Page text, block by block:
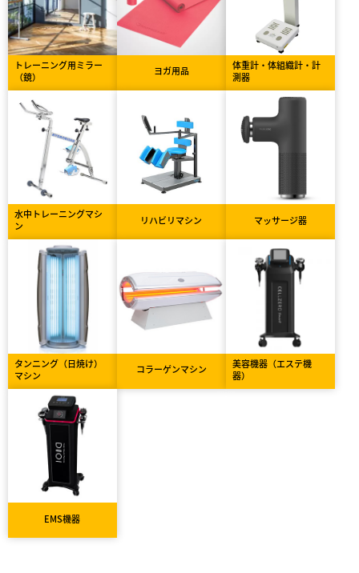
トレーニング用ミラー
（鏡）
ヨガ用品
体重計・体組織計・計
測器
水中トレーニングマシ
ン
リハビリマシン マッサージ器
タンニング（日焼け）
マシン
コラーゲンマシン
美容機器（エステ機
器）
EMS機器